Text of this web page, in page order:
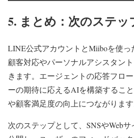
5. まとめ：次のステッ
LINE公式アカウントとMiiboを使っ
顧客対応やパーソナルアシスタン
きます。エージェントの応答フロ
ーの期待に応えるAIを構築するこ
や顧客満足度の向上につながります
次のステップとして、SNSやWeb